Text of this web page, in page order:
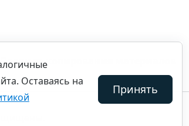
Правила копирования материалов
Оставаясь на
Принять